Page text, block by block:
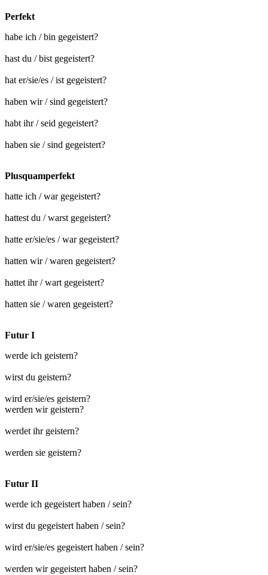
Perfekt
habe ich / bin gegeistert?
hast du / bist gegeistert?
hat er/sie/es / ist gegeistert?
haben wir / sind gegeistert?
habt ihr / seid gegeistert?
haben sie / sind gegeistert?
Plusquamperfekt
hatte ich / war gegeistert?
hattest du / warst gegeistert?
hatte er/sie/es / war gegeistert?
hatten wir / waren gegeistert?
hattet ihr / wart gegeistert?
hatten sie / waren gegeistert?
Futur I
werde ich geistern?
wirst du geistern?
wird er/sie/es geistern?
werden wir geistern?
werdet ihr geistern?
werden sie geistern?
Futur II
werde ich gegeistert haben / sein?
wirst du gegeistert haben / sein?
wird er/sie/es gegeistert haben / sein?
werden wir gegeistert haben / sein?